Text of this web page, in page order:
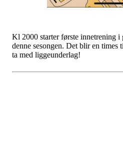
Kl 2000 starter første innetrening i
denne sesongen. Det blir en
ta med liggeunderlag!